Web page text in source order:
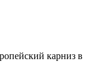
карниз в